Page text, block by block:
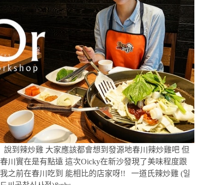
製
化
ATM
打
造
專
屬
於
自
己
的
氣
墊
粉
餅
說到辣炒雞 大家應該都會想到發源地春川辣炒雞吧 但
春川實在是有點遠 這次Oicky在新沙發現了美味程度跟
我之前在春川吃到 能相比的店家呀!! 一道氏辣炒雞 (일